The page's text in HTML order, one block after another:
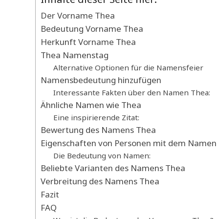
Der Vorname Thea
Bedeutung Vorname Thea
Herkunft Vorname Thea
Thea Namenstag
Alternative Optionen für die Namensfeier
Namensbedeutung hinzufügen
Interessante Fakten über den Namen Thea:
Ähnliche Namen wie Thea
Eine inspirierende Zitat:
Bewertung des Namens Thea
Eigenschaften von Personen mit dem Namen
Die Bedeutung von Namen:
Beliebte Varianten des Namens Thea
Verbreitung des Namens Thea
Fazit
FAQ